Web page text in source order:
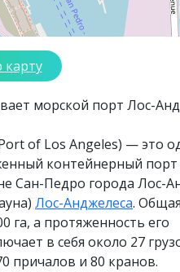
морской порт Лос-
of Los Angeles) — это
контейнерный порт
Сан-Педро города Лос-
Лос-Анджелеса. Общая
га, а протяженность его
в себя около 27
причалов и 80 кранов.